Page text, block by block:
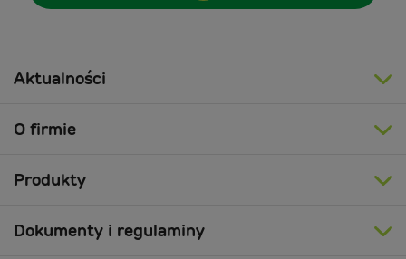
Aktualności
O firmie
Produkty
Dokumenty i regulaminy